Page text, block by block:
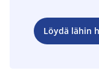
Löydä lähin